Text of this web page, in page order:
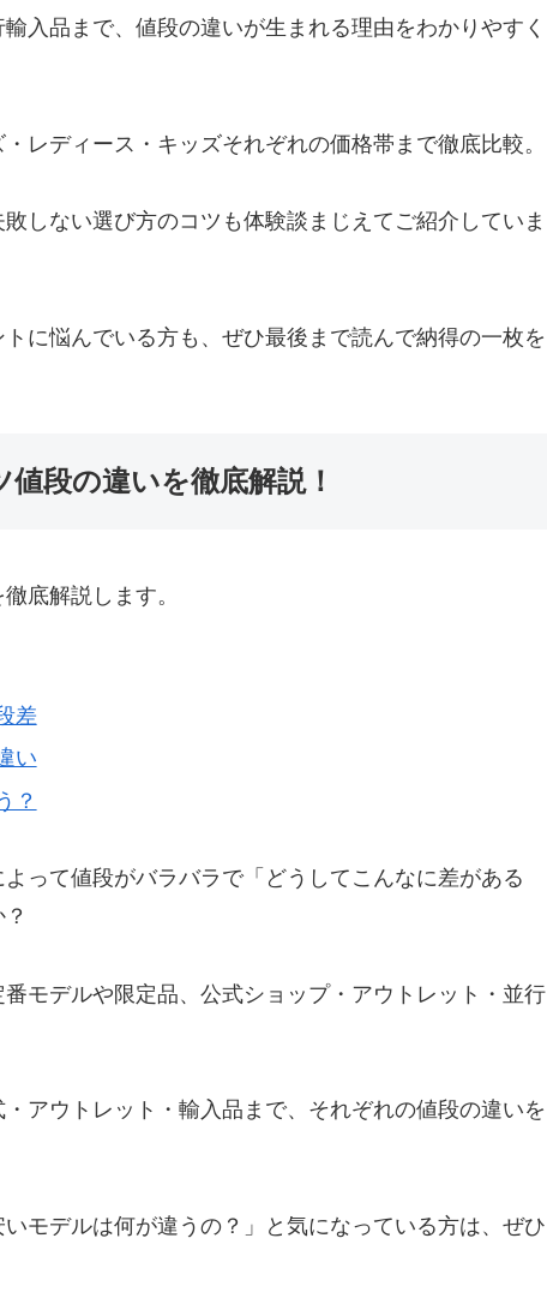
入品まで、値段の違いが生まれる理由をわかりやすく
レディース・キッズそれぞれの価格帯まで徹底比較。
しない選び方のコツも体験談まじえてご紹介していま
に悩んでいる方も、ぜひ最後まで読んで納得の一枚を
段の違いを徹底解説！
底解説します。
差
い
？
って値段がバラバラで「どうしてこんなに差がある
モデルや限定品、公式ショップ・アウトレット・並行
アウトレット・輸入品まで、それぞれの値段の違いを
モデルは何が違うの？」と気になっている方は、ぜひ